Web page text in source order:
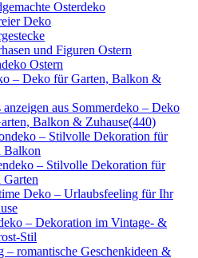
Osterdeko
Deko
und Figuren Ostern
Ostern
– Deko für Garten, Balkon &
anzeigen aus Sommerdeko – Deko
Balkon & Zuhause(440)
– Stilvolle Dekoration für
Balkon
– Stilvolle Dekoration für
Garten
Deko – Urlaubsfeeling für Ihr
– Dekoration im Vintage- &
Stil
– romantische Geschenkideen &